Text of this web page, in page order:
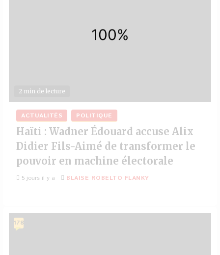
2 min de lecture
ACTUALITÉS POLITIQUE
Haïti : Wadner Édouard accuse Alix
Didier Fils-Aimé de transformer le
pouvoir en machine électorale
5 jours il y a BLAISE ROBELTO FLANKY
178